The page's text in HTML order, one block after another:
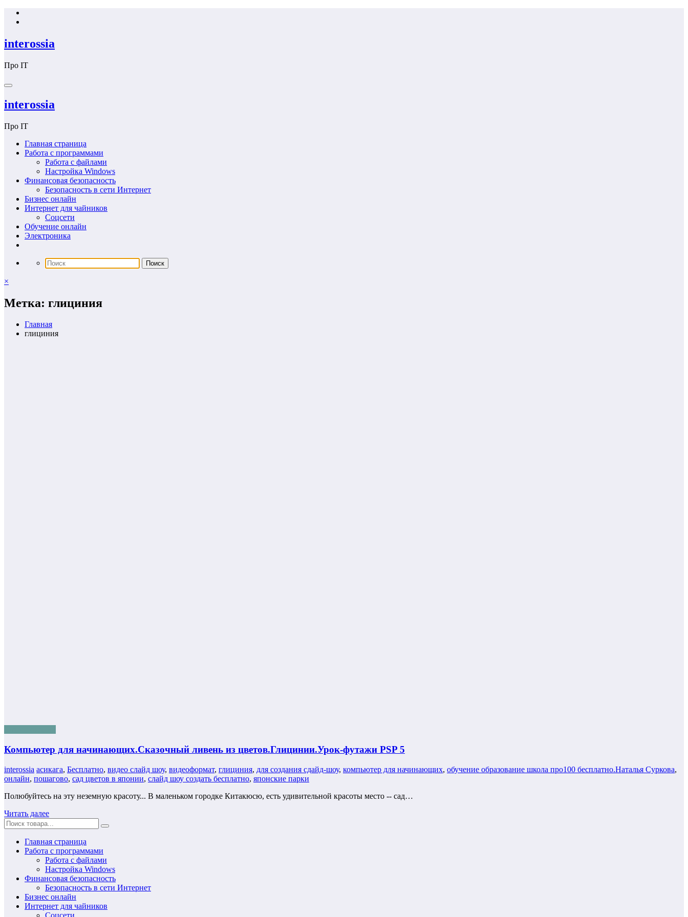
Перейти
interossia
Про IT
interossia
Про IT
Главная страница
Работа с программами
Работа с файлами
Настройка Windows
Финансовая безопасность
Безопасность в сети Интернет
Бизнес онлайн
Интернет для чайников
Соцсети
Обучение онлайн
Электроника
×
Метка: глициния
Главная
глициния
Компьютер для начинающих.Сказочный ливень из цветов.Глицинии.Урок-футажи PSP 5
interossia асикага, Бесплатно, видео слайд шоу, видеоформат, глициния, для создания сдайд-шоу, компьютер для начинающих, обучение образование школа про100 бесплатно.Наталья Суркова,
онлайн, пошагово, сад цветов в японии, слайд шоу создать бесплатно, японские парки
Полюбуйтесь на эту неземную красоту... В маленьком городке Китакюсю, есть удивительной красоты место -- сад…
Читать далее
Главная страница
Работа с программами
Работа с файлами
Настройка Windows
Финансовая безопасность
Безопасность в сети Интернет
Бизнес онлайн
Интернет для чайников
Соцсети